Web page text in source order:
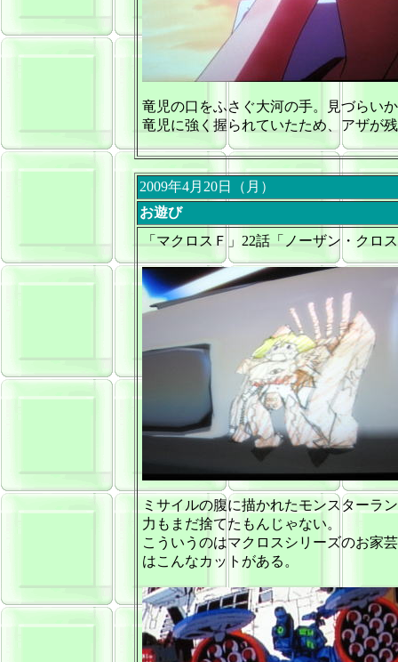
竜児の口をふさぐ大河の手。見づらい
竜児に強く握られていたため、アザが
2009年4月20日（月）
お遊び
「マクロスＦ」22話「ノーザン・クロ
ミサイルの腹に描かれたモンスターラ
力もまだ捨てたもんじゃない。
こういうのはマクロスシリーズのお家
はこんなカットがある。